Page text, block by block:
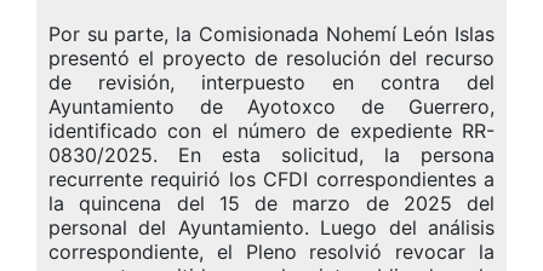
Por su parte, la Comisionada Nohemí León Islas
presentó el proyecto de resolución del recurso
de revisión, interpuesto en contra del
Ayuntamiento de Ayotoxco de Guerrero,
identificado con el número de expediente RR-
0830/2025. En esta solicitud, la persona
recurrente requirió los CFDI correspondientes a
la quincena del 15 de marzo de 2025 del
personal del Ayuntamiento. Luego del análisis
correspondiente, el Pleno resolvió revocar la